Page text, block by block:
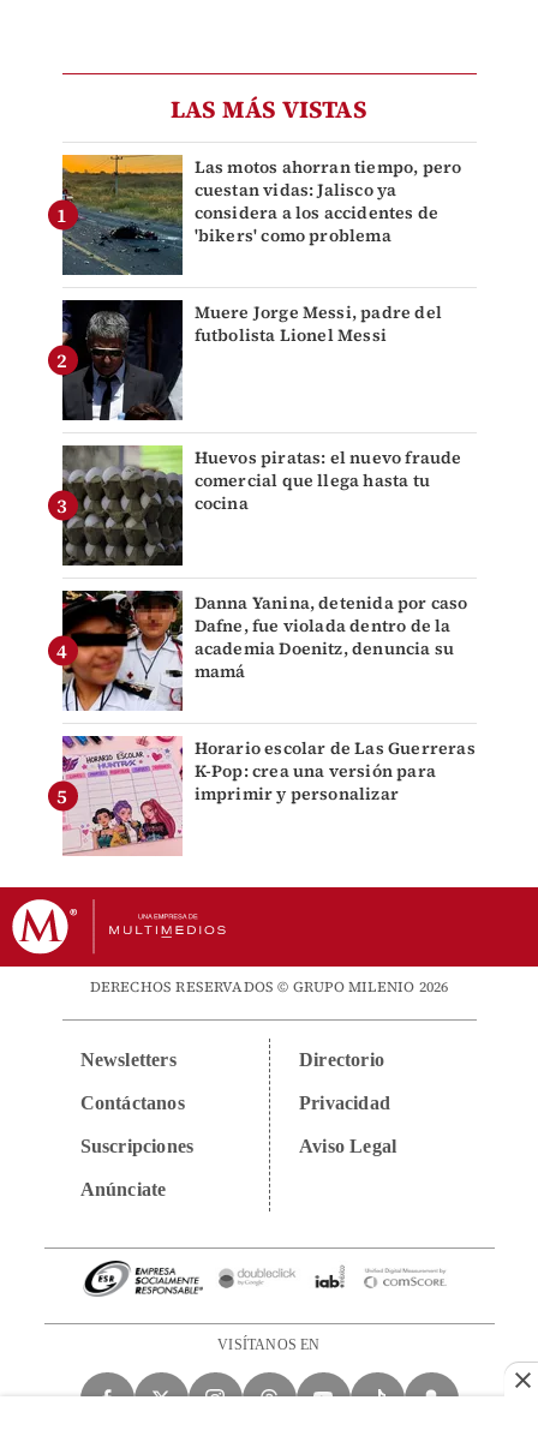
LAS MÁS VISTAS
Las motos ahorran tiempo, pero
cuestan vidas: Jalisco ya
considera a los accidentes de
'bikers' como problema
Muere Jorge Messi, padre del
futbolista Lionel Messi
Huevos piratas: el nuevo fraude
comercial que llega hasta tu
cocina
Danna Yanina, detenida por caso
Dafne, fue violada dentro de la
academia Doenitz, denuncia su
mamá
Horario escolar de Las Guerreras
K-Pop: crea una versión para
imprimir y personalizar
DERECHOS RESERVADOS © GRUPO MILENIO 2026
Newsletters
Contáctanos
Suscripciones
Anúnciate
Directorio
Privacidad
Aviso Legal
VISÍTANOS EN